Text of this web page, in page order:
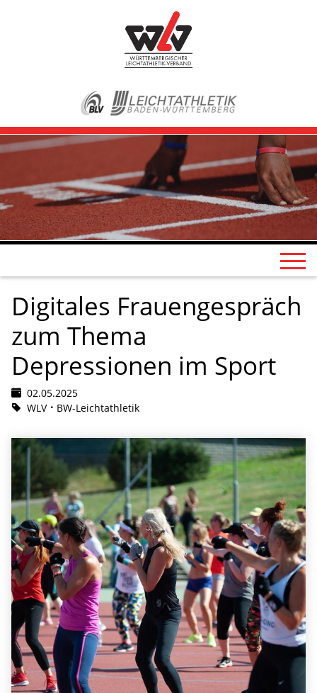
Digitales Frauengespräch
zum Thema
Depressionen im Sport
02.05.2025
WLV
BW-Leichtathletik